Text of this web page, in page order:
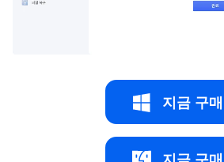
지금 구매